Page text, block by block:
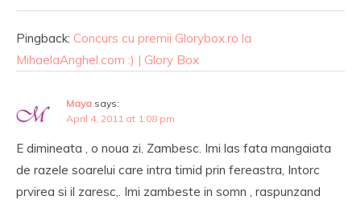
Pingback: Concurs cu premii Glorybox.ro la
MihaelaAnghel.com :) | Glory Box
Maya says:
April 4, 2011 at 1:08 pm
E dimineata , o noua zi. Zambesc. Imi las fata mangaiata
de razele soarelui care intra timid prin fereastra, Intorc
prvirea si il zaresc,. Imi zambeste in somn , raspunzand